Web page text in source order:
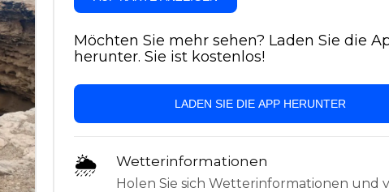
Möchten Sie mehr sehen? Laden Sie die
herunter. Sie ist kostenlos!
LADEN SIE DIE APP HERUNTER
🌦 Wetterinformationen
Holen Sie sich Wetterinformationen und